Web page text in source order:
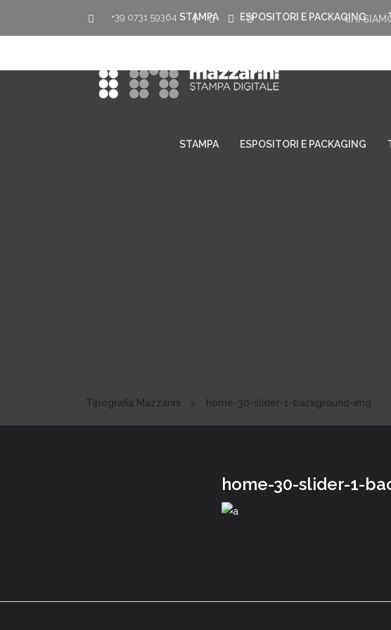
+39 0731 59364 | CHI
STAMPA ESPOSITORI E PACKAGING
STAMPA ESPOSITORI E PACKAGING
Tipografia Mazzarini > home-30-slider-1-background-img
home-30-slider-1-